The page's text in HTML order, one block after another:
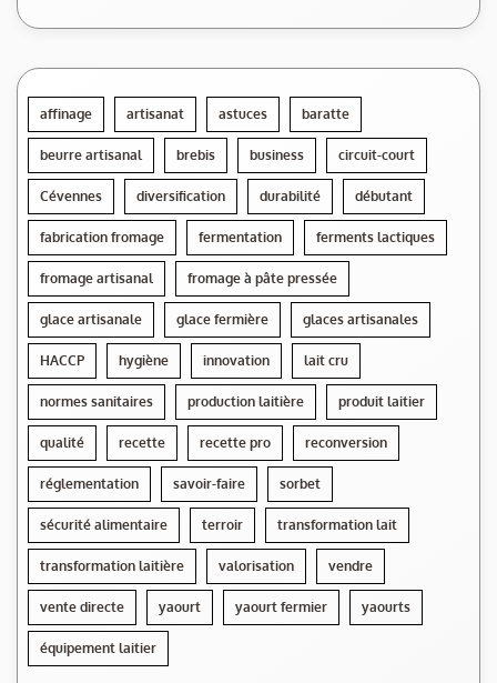
affinage artisanat astuces baratte
beurre artisanal brebis business circuit-court
Cévennes diversification durabilité débutant
fabrication fromage fermentation ferments lactiques
fromage artisanal fromage à pâte pressée
glace artisanale glace fermière glaces artisanales
HACCP hygiène innovation lait cru
normes sanitaires production laitière produit laitier
qualité recette recette pro reconversion
réglementation savoir-faire sorbet
sécurité alimentaire terroir transformation lait
transformation laitière valorisation vendre
vente directe yaourt yaourt fermier yaourts
équipement laitier